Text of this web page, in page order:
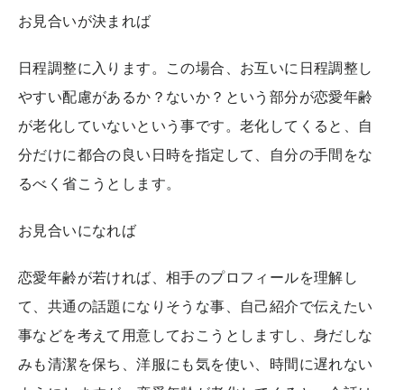
お見合いが決まれば
日程調整に入ります。この場合、お互いに日程調整し
やすい配慮があるか？ないか？という部分が恋愛年齢
が老化していないという事です。老化してくると、自
分だけに都合の良い日時を指定して、自分の手間をな
るべく省こうとします。
お見合いになれば
恋愛年齢が若ければ、相手のプロフィールを理解し
て、共通の話題になりそうな事、自己紹介で伝えたい
事などを考えて用意しておこうとしますし、身だしな
みも清潔を保ち、洋服にも気を使い、時間に遅れない